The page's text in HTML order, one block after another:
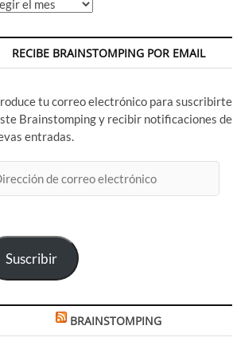
RECIBE BRAINSTOMPING POR EMAIL
tu correo electrónico para suscribirte
Brainstomping y recibir notificaciones de
entradas.
Suscribir
BRAINSTOMPING